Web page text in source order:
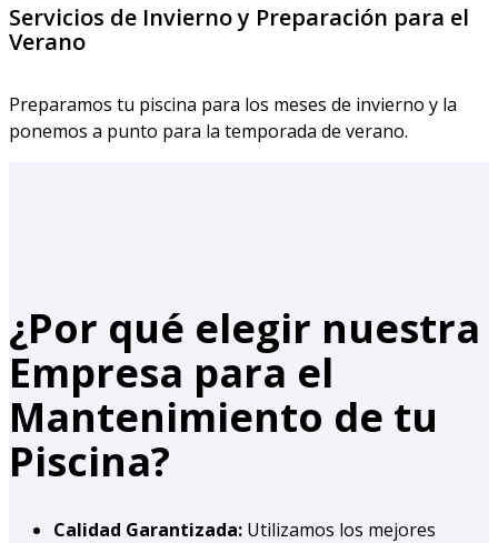
Servicios de Invierno y Preparación para el
Verano
Preparamos tu piscina para los meses de invierno y la
ponemos a punto para la temporada de verano.
¿Por qué elegir nuestra
Empresa para el
Mantenimiento de tu
Piscina?
Calidad Garantizada: Utilizamos los mejores